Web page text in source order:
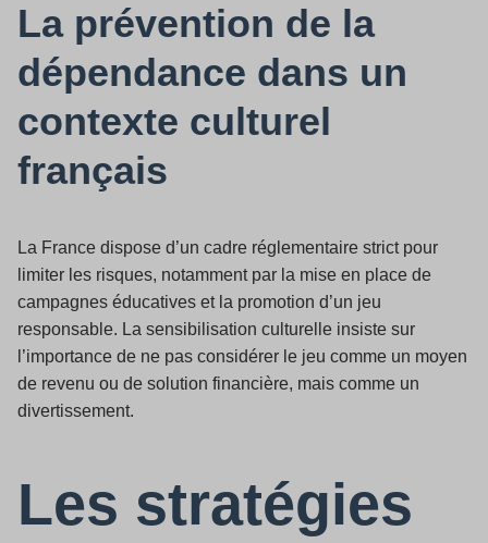
La prévention de la
dépendance dans un
contexte culturel
français
La France dispose d’un cadre réglementaire strict pour
limiter les risques, notamment par la mise en place de
campagnes éducatives et la promotion d’un jeu
responsable. La sensibilisation culturelle insiste sur
l’importance de ne pas considérer le jeu comme un moyen
de revenu ou de solution financière, mais comme un
divertissement.
Les stratégies